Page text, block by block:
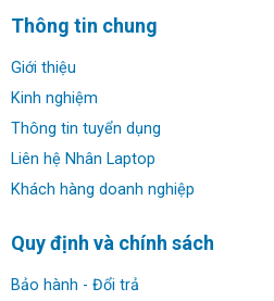
Type A, 1 HDMI, 1 External uSIM
✔ Thời lượng pin: 57WHr Li-ion
✔ Trọng lượng: 1.35 kg
✔ HĐH: Windows 10 Pro
Đánh giá chi tiết &
Thông tin chung
Giới thiệu
Kinh nghiệm
Thông tin tuyển dụng
Liên hệ Nhân Laptop
Khách hàng doanh nghiệp
Quy định và chính sách
Bảo hành - Đổi trả